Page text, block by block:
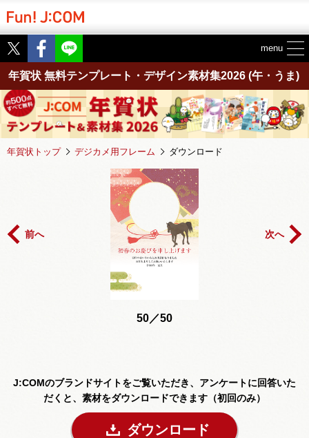
Twitter Facebook
menu
年賀状 無料テンプレート・デザイン素材集2026 (午・うま)
年賀状トップ デジカメ用フレーム ダウンロード
50／50
J:COMのブランドサイトをご覧いただき、 アンケートに回答いた
だくと、素材をダウンロードできます（初回のみ）
ダウンロード